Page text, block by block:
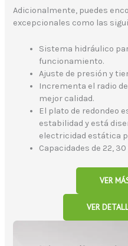
Adicionalmente, puedes
excepcionales como las
Sistema hidráulico
funcionamiento.
Ajuste de presión y
Incrementa el radio
mejor calidad.
El plato de redondeo
estabilidad y está
electricidad estática
Capacidades de 22,
VER
VER